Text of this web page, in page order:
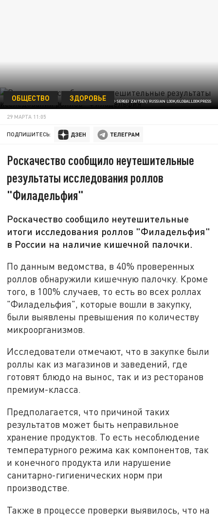
© SERGEI ZAITSEV/ RUSSIAN LOOK/GLOBALLOOKPRESS
ОБЩЕСТВО ЗДОРОВЬЕ
29 МАРТА 11:05
ПОДПИШИТЕСЬ:
Роскачество сообщило неутешительные
результаты исследования роллов
"Филадельфия"
Роскачество сообщило неутешительные
итоги исследования роллов "Филадельфия"
в России на наличие кишечной палочки.
По данным ведомства, в 40% проверенных
роллов обнаружили кишечную палочку. Кроме
того, в 100% случаев, то есть во всех роллах
"Филадельфия", которые вошли в закупку,
были выявлены превышения по количеству
микроорганизмов.
Исследователи отмечают, что в закупке были
роллы как из магазинов и заведений, где
готовят блюдо на вынос, так и из ресторанов
премиум-класса.
Предполагается, что причиной таких
результатов может быть неправильное
хранение продуктов. То есть несоблюдение
температурного режима как компонентов, так
и конечного продукта или нарушение
санитарно-гигиенических норм при
производстве.
Также в процессе проверки выявилось, что на